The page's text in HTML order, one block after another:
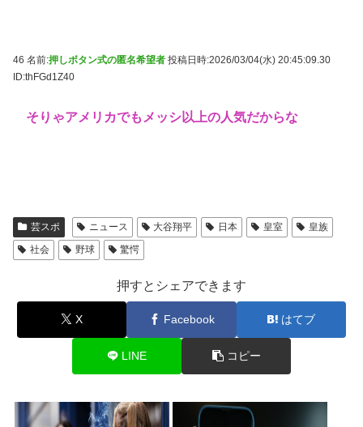
46 名前:押しボタン式の匿名希望者 投稿日時:2026/03/04(水) 20:45:09.30
ID:thFGd1Z40
そりゃアメリカでもメッシ以上の人気だからな
芸スポ ニュース 大谷翔平 日本 皇室
皇族
社会
野球 驚愕
押すとシェアできます
X Facebook はてブ
LINE コピー